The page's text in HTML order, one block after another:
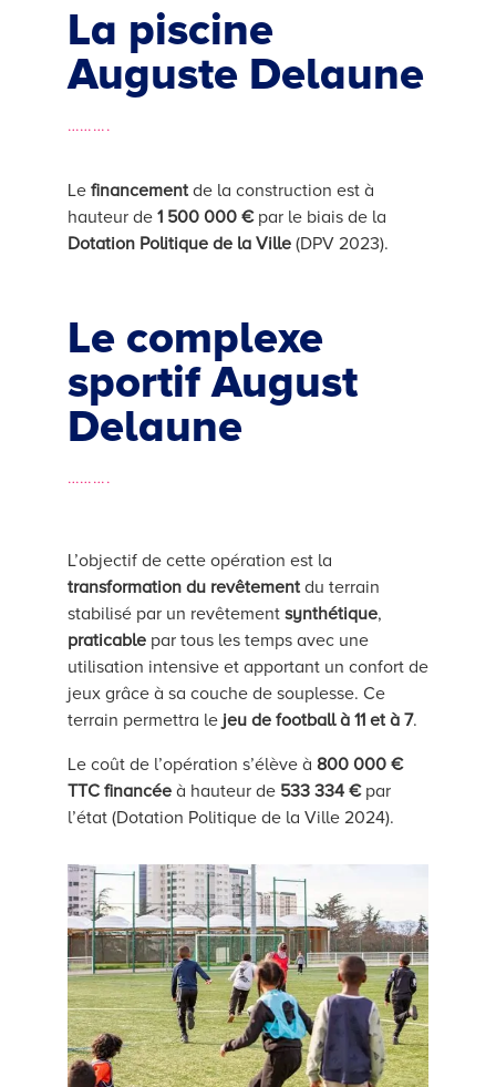
La piscine
Auguste Delaune
……….
Le financementde la construction est à
hauteur de 1 500 000 €par le biais de la
Dotation Politique de la Ville(DPV 2023).
Le complexe
sportif August
Delaune
……….
L’objectif de cette opération est la
transformation du revêtementdu terrain
stabilisé par un revêtement synthétique,
praticablepar tous les temps avec une
utilisation intensive et apportant un confort de
jeux grâce à sa couche de souplesse. Ce
terrain permettra le jeu de football à 11 et à 7.
Le coût de l’opération s’élève à 800 000 €
TTC financéeà hauteur de 533 334 €par
l’état (Dotation Politique de la Ville 2024).